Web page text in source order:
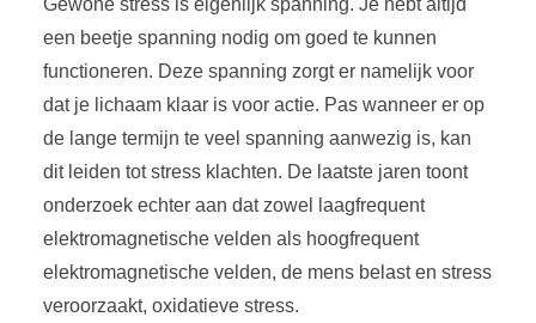
Gewone stress is eigenlijk spanning. Je hebt altijd
een beetje spanning nodig om goed te kunnen
functioneren. Deze spanning zorgt er namelijk voor
dat je lichaam klaar is voor actie. Pas wanneer er op
de lange termijn te veel spanning aanwezig is, kan
dit leiden tot stress klachten. De laatste jaren toont
onderzoek echter aan dat zowel laagfrequent
elektromagnetische velden als hoogfrequent
elektromagnetische velden, de mens belast en stress
veroorzaakt, oxidatieve stress.